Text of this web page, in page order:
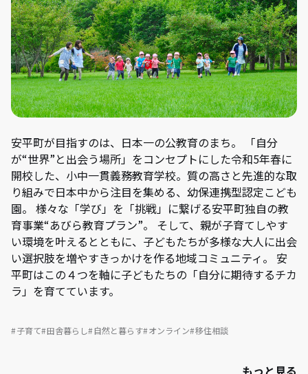
安平町が目指すのは、日本一の公教育のまち。 「自分
が“世界”と出会う場所」をコンセプトにした令和5年春に
開校した、小中一貫義務教育学校。質の高さと先進的な取
り組みで日本中から注目を集める、幼保連携型認定こども
園。 様々な「学び」を「挑戦」に繋げる安平町独自の教
育事業“あびら教育プラン”。 そして、親が子育てしやす
い環境を叶えるとともに、子どもたちが多様な大人に出会
い選択肢を増やすきっかけを作る地域コミュニティ。 安
平町はこの４つを軸に子どもたちの「自分に期待するチカ
ラ」を育てています。
子育て 田舎暮らし 自然と暮らす オンライン 移住相談